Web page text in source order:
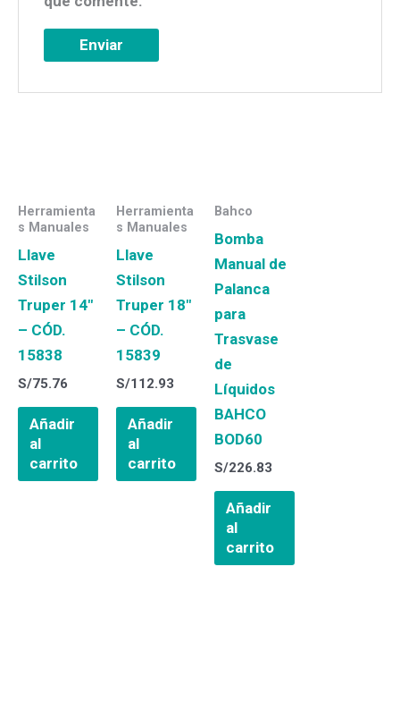
Herramienta
s Manuales
Llave
Stilson
Truper 14″
– CÓD.
15838
S/75.76
Añadir
al
carrito
Herramienta
s Manuales
Llave
Stilson
Truper 18″
– CÓD.
15839
S/112.93
Añadir
al
carrito
Bahco
Bomba
Manual de
Palanca
para
Trasvase
de
Líquidos
BAHCO
BOD60
S/226.83
Añadir
al
carrito